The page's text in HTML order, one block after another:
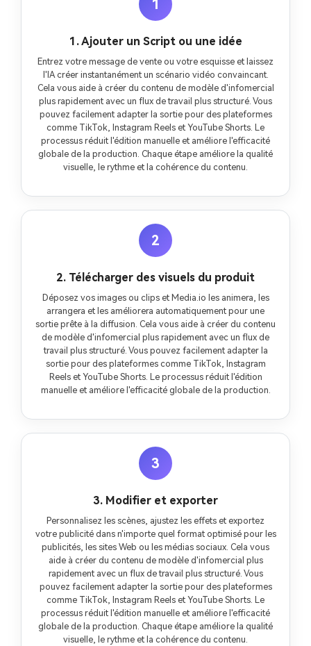
1
1. Ajouter un Script ou une idée
Entrez votre message de vente ou votre esquisse et laissez
l'IA créer instantanément un scénario vidéo convaincant.
Cela vous aide à créer du contenu de modèle d'infomercial
plus rapidement avec un flux de travail plus structuré. Vous
pouvez facilement adapter la sortie pour des plateformes
comme TikTok, Instagram Reels et YouTube Shorts. Le
processus réduit l'édition manuelle et améliore l'efficacité
globale de la production. Chaque étape améliore la qualité
visuelle, le rythme et la cohérence du contenu.
2
2. Télécharger des visuels du produit
Déposez vos images ou clips et Media.io les animera, les
arrangera et les améliorera automatiquement pour une
sortie prête à la diffusion. Cela vous aide à créer du contenu
de modèle d'infomercial plus rapidement avec un flux de
travail plus structuré. Vous pouvez facilement adapter la
sortie pour des plateformes comme TikTok, Instagram
Reels et YouTube Shorts. Le processus réduit l'édition
manuelle et améliore l'efficacité globale de la production.
3
3. Modifier et exporter
Personnalisez les scènes, ajustez les effets et exportez
votre publicité dans n'importe quel format optimisé pour les
publicités, les sites Web ou les médias sociaux. Cela vous
aide à créer du contenu de modèle d'infomercial plus
rapidement avec un flux de travail plus structuré. Vous
pouvez facilement adapter la sortie pour des plateformes
comme TikTok, Instagram Reels et YouTube Shorts. Le
processus réduit l'édition manuelle et améliore l'efficacité
globale de la production. Chaque étape améliore la qualité
visuelle, le rythme et la cohérence du contenu.